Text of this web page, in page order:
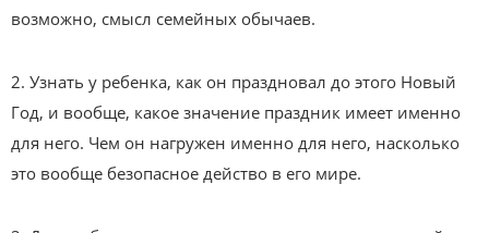
возможно, смысл семейных обычаев.
2. Узнать у ребенка, как он праздновал до этого Новый
Год, и вообще, какое значение праздник имеет именно
для него. Чем он нагружен именно для него, насколько
это вообще безопасное действо в его мире.